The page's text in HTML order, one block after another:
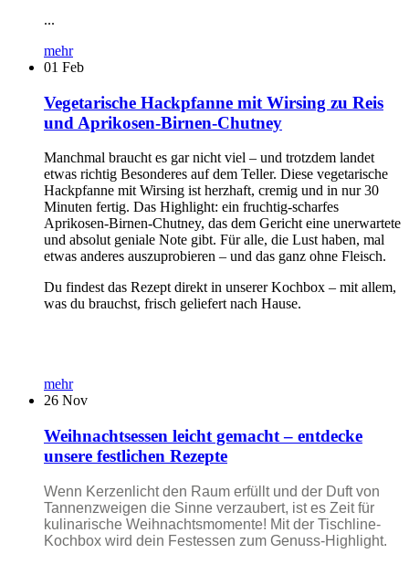
...
mehr
01 Feb
Vegetarische Hackpfanne mit Wirsing zu Reis
und Aprikosen-Birnen-Chutney
Manchmal braucht es gar nicht viel – und trotzdem landet
etwas richtig Besonderes auf dem Teller. Diese vegetarische
Hackpfanne mit Wirsing ist herzhaft, cremig und in nur 30
Minuten fertig. Das Highlight: ein fruchtig-scharfes
Aprikosen-Birnen-Chutney, das dem Gericht eine unerwartete
und absolut geniale Note gibt. Für alle, die Lust haben, mal
etwas anderes auszuprobieren – und das ganz ohne Fleisch.
Du findest das Rezept direkt in unserer Kochbox – mit allem,
was du brauchst, frisch geliefert nach Hause.
mehr
26 Nov
Weihnachtsessen leicht gemacht – entdecke
unsere festlichen Rezepte
Wenn Kerzenlicht den Raum erfüllt und der Duft von
Tannenzweigen die Sinne verzaubert, ist es Zeit für
kulinarische Weihnachtsmomente! Mit der Tischline-
Kochbox wird dein Festessen zum Genuss-Highlight.